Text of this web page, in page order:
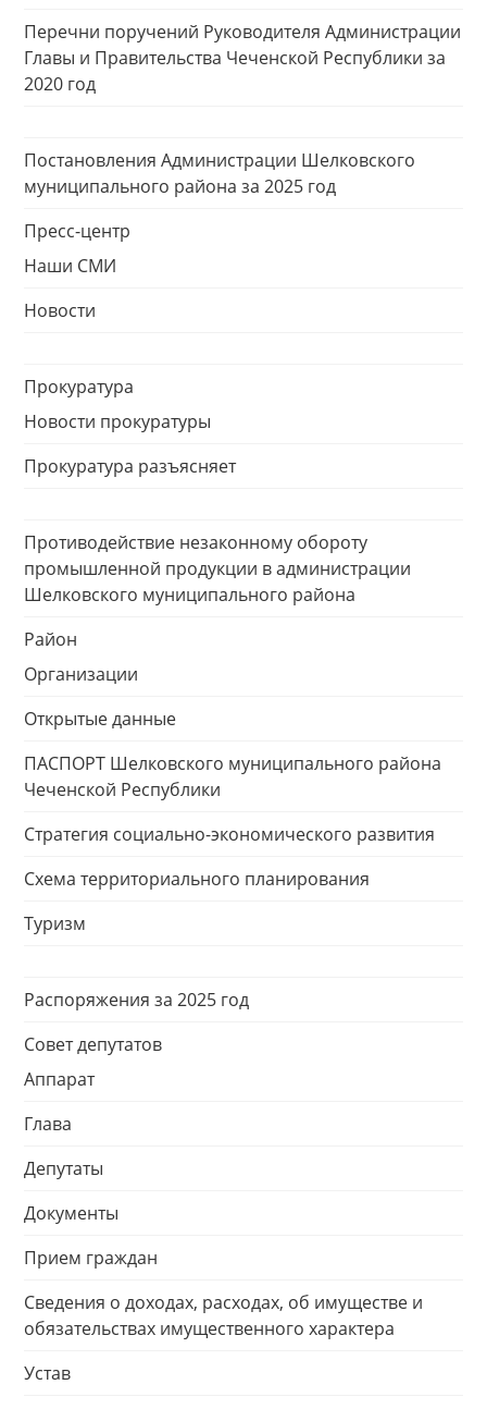
Перечни поручений Руководителя Администрации
Главы и Правительства Чеченской Республики за
2020 год
Постановления Администрации Шелковского
муниципального района за 2025 год
Пресс-центр
Наши СМИ
Новости
Прокуратура
Новости прокуратуры
Прокуратура разъясняет
Противодействие незаконному обороту
промышленной продукции в администрации
Шелковского муниципального района
Район
Организации
Открытые данные
ПАСПОРТ Шелковского муниципального района
Чеченской Республики
Стратегия социально-экономического развития
Схема территориального планирования
Туризм
Распоряжения за 2025 год
Совет депутатов
Аппарат
Глава
Депутаты
Документы
Прием граждан
Сведения о доходах, расходах, об имуществе и
обязательствах имущественного характера
Устав